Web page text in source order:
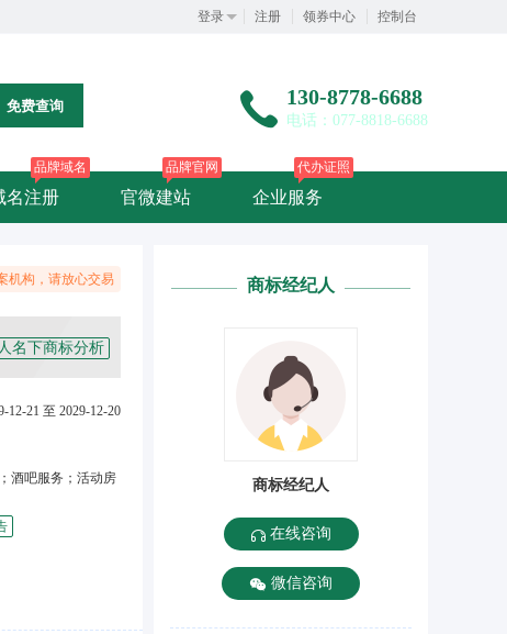
登录 注册 领券中心 控制台
免费查询 130-8778-6688
电话：077-8818-6688
名注册
品牌域名
官微建站
品牌官网
企业服务
代办证照
机构，请放心交易
名下商标分析
12-21 至 2029-12-20
酒吧服务；活动房
商标经纪人
商标经纪人
在线咨询
微信咨询